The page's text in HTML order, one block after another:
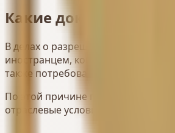
Какие документы и
В делах о разрешении на работу
иностранцем, копия паспорта и
также потребоваться заверенный
По этой причине перед подачей
отраслевые условия,